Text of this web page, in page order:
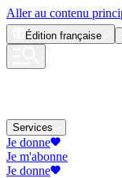
Aller au contenu
Édition française
Services
Je donne
Je m'abonne
Je donne